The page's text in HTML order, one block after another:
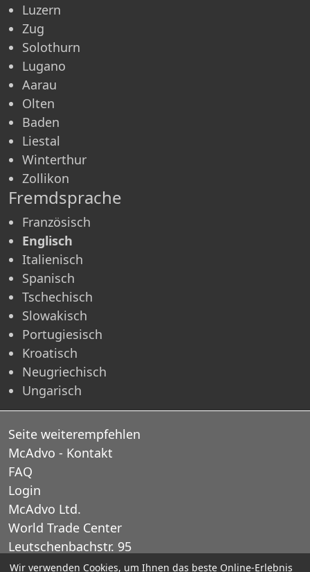
Luzern
Zug
Solothurn
Lugano
Aarau
Olten
Baden
Liestal
Winterthur
Zollikon
Fremdsprache
Französisch
Englisch
Italienisch
Spanisch
Tschechisch
Slowakisch
Portugiesisch
Kroatisch
Neugriechisch
Ungarisch
Seite weiterempfehlen
McAdvo - Kontakt
FAQ
Login
McAdvo Ltd.
World Trade Center
Leutschenbachstr. 95
CH-8050 Zurich
Wir verwenden Cookies, um Ihnen das beste Online-Erlebnis